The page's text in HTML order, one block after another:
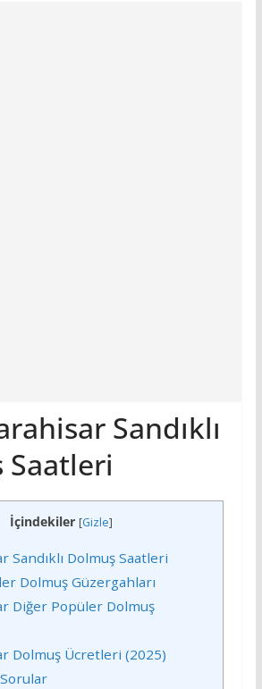
Sandıklı
Saatleri
İçindekiler [Gizle]
Sandıklı Dolmuş Saatleri
Dolmuş Güzergahları
Diğer Popüler Dolmuş
Dolmuş Ücretleri (2025)